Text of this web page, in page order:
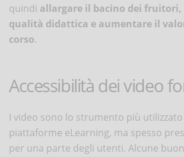
quindi allargare il bacino dei
qualità didattica e aumentare il
corso.
Accessibilità dei video
I video sono lo strumento più
piattaforme eLearning, ma spesso
per una parte degli utenti. Alcune